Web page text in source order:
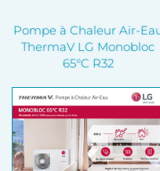
Pompe à Chaleur Air-
ThermaV LG Monobloc
65°C R32